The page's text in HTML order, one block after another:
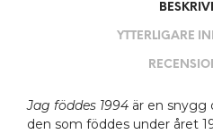
YTTERLIGARE
Jag föddes 1994 är en snygg
den som föddes under året